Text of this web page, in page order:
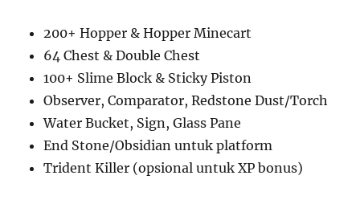
200+ Hopper & Hopper Minecart
64 Chest & Double Chest
100+ Slime Block & Sticky Piston
Observer, Comparator, Redstone Dust/Torch
Water Bucket, Sign, Glass Pane
End Stone/Obsidian untuk platform
Trident Killer (opsional untuk XP bonus)